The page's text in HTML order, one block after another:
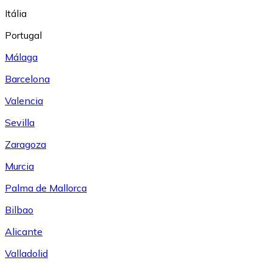
Itália
Portugal
Málaga
Barcelona
Valencia
Sevilla
Zaragoza
Murcia
Palma de Mallorca
Bilbao
Alicante
Valladolid